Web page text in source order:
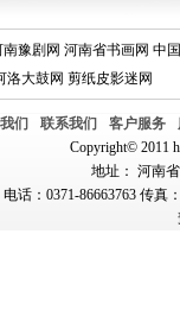
南豫剧网 河南省书画网 中
洛大鼓网 剪纸皮影迷网
们 联系我们 客户服务
Copyright© 2011
地址： 河南
电话：0371-86663763 传真